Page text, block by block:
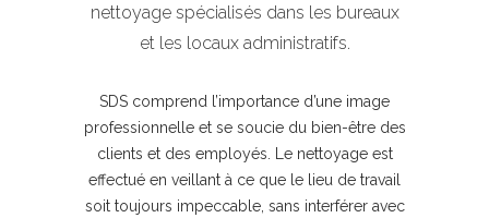
nettoyage spécialisés dans les bureaux
et les locaux administratifs.
SDS comprend l’importance d’une image
professionnelle et se soucie du bien-être des
clients et des employés. Le nettoyage est
effectué en veillant à ce que le lieu de travail
soit toujours impeccable, sans interférer avec